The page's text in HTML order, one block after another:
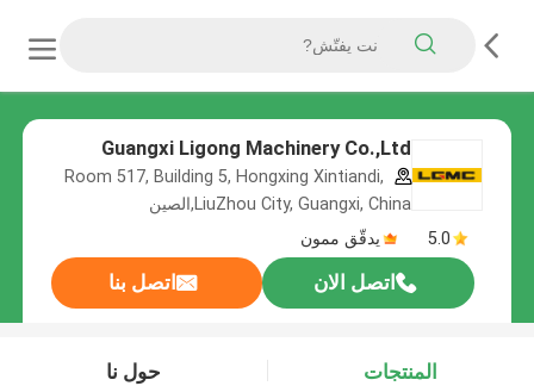
Guangxi Ligong Machinery Co.,Ltd
Room 517, Building 5, Hongxing Xintiandi,
LiuZhou City, Guangxi, China,الصين
5.0
يدقّق ممون
اتصل الان اتصل بنا
المنتجات حول نا